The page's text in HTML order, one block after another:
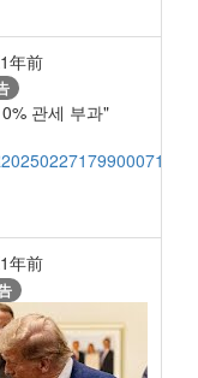
1年前
관세 부과"
1年前